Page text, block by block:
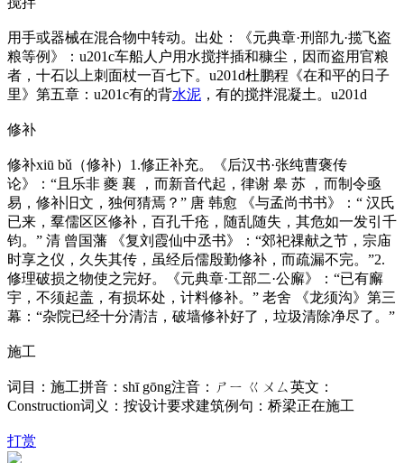
用手或器械在混合物中转动。出处：《元典章·刑部九·揽飞盗
粮等例》：u201c车船人户用水搅拌插和穅尘，因而盗用官粮
者，十石以上刺面杖一百七下。u201d杜鹏程《在和平的日子
里》第五章：u201c有的背水泥 ，有的搅拌混凝土。u201d
修补
修补xiū bǔ（修补）1.修正补充。《后汉书·张纯曹褒传
论》：“且乐非 夔 襄 ，而新音代起，律谢 皋 苏 ，而制令亟
易，修补旧文，独何猜焉？” 唐 韩愈 《与孟尚书书》：“ 汉氏
已来，羣儒区区修补，百孔千疮，随乱随失，其危如一发引千
钧。” 清 曾国藩 《复刘霞仙中丞书》：“郊祀祼献之节，宗庙
时享之仪，久失其传，虽经后儒殷勤修补，而疏漏不完。”2.
修理破损之物使之完好。《元典章·工部二·公廨》：“已有廨
宇，不须起盖，有损坏处，计料修补。” 老舍 《龙须沟》第三
幕：“杂院已经十分清洁，破墙修补好了，垃圾清除净尽了。”
施工
词目：施工拼音：shī gōng注音：ㄕㄧ ㄍㄨㄙ英文：
Construction词义：按设计要求建筑例句：桥梁正在施工
打赏